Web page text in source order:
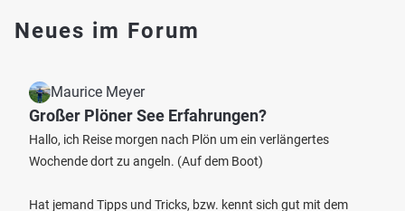
Neues im Forum
Maurice Meyer
Großer Plöner See Erfahrungen?
Hallo, ich Reise morgen nach Plön um ein verlängertes
Wochende dort zu angeln. (Auf dem Boot)
Hat jemand Tipps und Tricks, bzw. kennt sich gut mit dem